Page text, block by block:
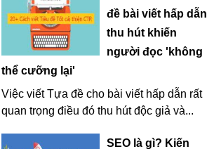
đề bài viết hấp dẫn
thu hút khiến
người đọc 'không
thể cưỡng lại'
Việc viết Tựa đề cho bài viết hấp dẫn rất
quan trọng điều đó thu hút độc giả và...
SEO là gì? Kiến